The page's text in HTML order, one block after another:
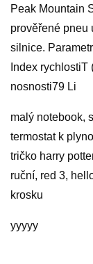
Peak Mountain
prověřené pneu
silnice.
Index
nosnosti79 Li
malý notebook,
termostat k
tričko harry
ruční, red 3,
krosku
yyyyy